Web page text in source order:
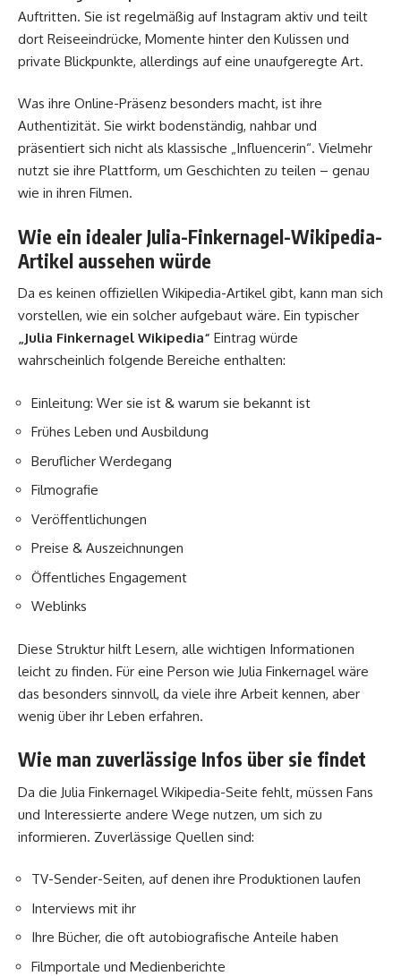
Auftritten. Sie ist regelmäßig auf Instagram aktiv und teilt
dort Reiseeindrücke, Momente hinter den Kulissen und
private Blickpunkte, allerdings auf eine unaufgeregte Art.
Was ihre Online-Präsenz besonders macht, ist ihre
Authentizität. Sie wirkt bodenständig, nahbar und
präsentiert sich nicht als klassische „Influencerin“. Vielmehr
nutzt sie ihre Plattform, um Geschichten zu teilen – genau
wie in ihren Filmen.
Wie ein idealer Julia-Finkernagel-Wikipedia-
Artikel aussehen würde
Da es keinen offiziellen Wikipedia-Artikel gibt, kann man sich
vorstellen, wie ein solcher aufgebaut wäre. Ein typischer
„Julia Finkernagel Wikipedia“ Eintrag würde
wahrscheinlich folgende Bereiche enthalten:
Einleitung: Wer sie ist & warum sie bekannt ist
Frühes Leben und Ausbildung
Beruflicher Werdegang
Filmografie
Veröffentlichungen
Preise & Auszeichnungen
Öffentliches Engagement
Weblinks
Diese Struktur hilft Lesern, alle wichtigen Informationen
leicht zu finden. Für eine Person wie Julia Finkernagel wäre
das besonders sinnvoll, da viele ihre Arbeit kennen, aber
wenig über ihr Leben erfahren.
Wie man zuverlässige Infos über sie findet
Da die Julia Finkernagel Wikipedia-Seite fehlt, müssen Fans
und Interessierte andere Wege nutzen, um sich zu
informieren. Zuverlässige Quellen sind:
TV-Sender-Seiten, auf denen ihre Produktionen laufen
Interviews mit ihr
Ihre Bücher, die oft autobiografische Anteile haben
Filmportale und Medienberichte